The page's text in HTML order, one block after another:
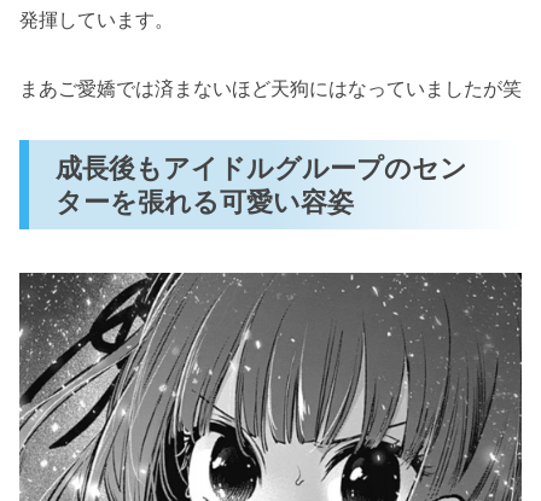
発揮しています。
まあご愛嬌では済まないほど天狗にはなっていましたが笑
成長後もアイドルグループのセン
ターを張れる可愛い容姿